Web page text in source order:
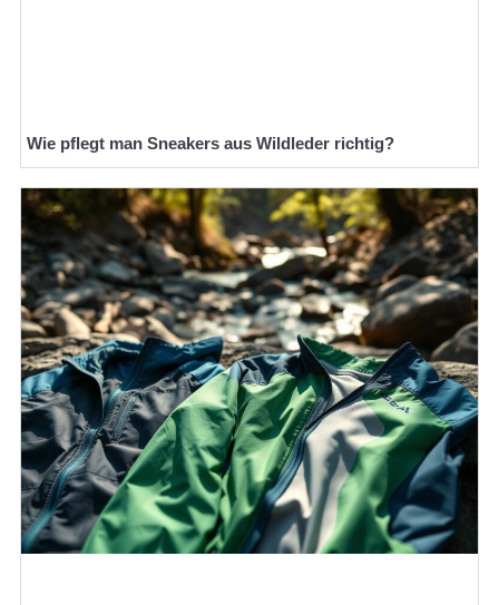
Wie pflegt man Sneakers aus Wildleder richtig?